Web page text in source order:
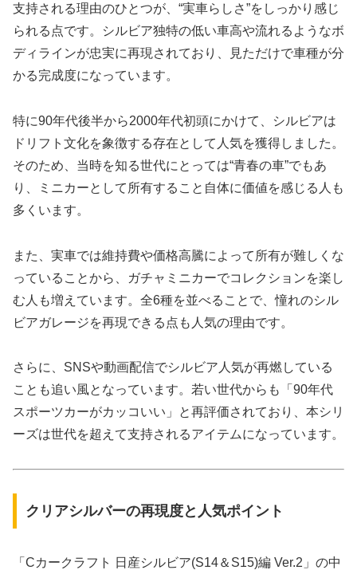
支持される理由のひとつが、“実車らしさ”をしっかり感じ
られる点です。シルビア独特の低い車高や流れるようなボ
ディラインが忠実に再現されており、見ただけで車種が分
かる完成度になっています。
特に90年代後半から2000年代初頭にかけて、シルビアは
ドリフト文化を象徴する存在として人気を獲得しました。
そのため、当時を知る世代にとっては“青春の車”でもあ
り、ミニカーとして所有すること自体に価値を感じる人も
多くいます。
また、実車では維持費や価格高騰によって所有が難しくな
っていることから、ガチャミニカーでコレクションを楽し
む人も増えています。全6種を並べることで、憧れのシル
ビアガレージを再現できる点も人気の理由です。
さらに、SNSや動画配信でシルビア人気が再燃している
ことも追い風となっています。若い世代からも「90年代
スポーツカーがカッコいい」と再評価されており、本シリ
ーズは世代を超えて支持されるアイテムになっています。
クリアシルバーの再現度と人気ポイント
「Cカークラフト 日産シルビア(S14＆S15)編 Ver.2」の中